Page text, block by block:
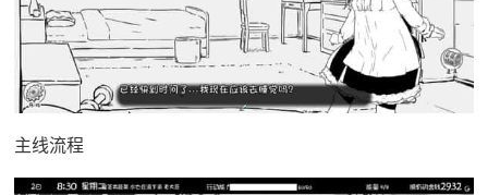
主线流程